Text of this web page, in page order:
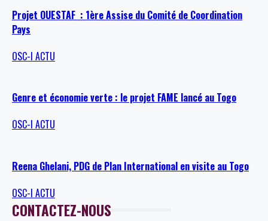
Projet OUESTAF : 1ère Assise du Comité de Coordination
Pays
OSC-I ACTU
Genre et économie verte : le projet FAME lancé au Togo
OSC-I ACTU
Reena Ghelani, PDG de Plan International en visite au Togo
OSC-I ACTU
CONTACTEZ-NOUS